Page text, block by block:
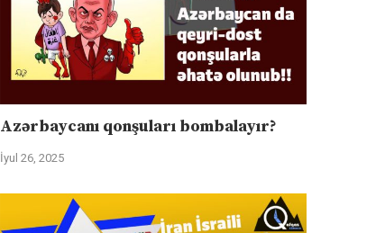
Azərbaycanı qonşuları bombalayır?
İyul 26, 2025